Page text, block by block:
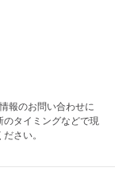
報のお問い合わせに
のタイミングなどで現
さい。